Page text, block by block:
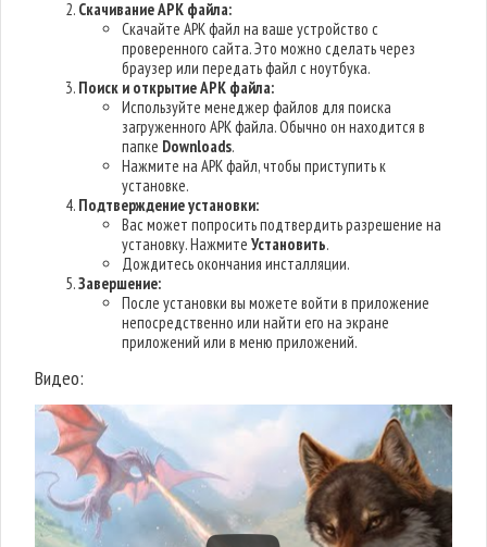
Скачивание APK файла:
Скачайте APK файл на ваше устройство с
проверенного сайта. Это можно сделать через
браузер или передать файл с ноутбука.
Поиск и открытие APK файла:
Используйте менеджер файлов для поиска
загруженного APK файла. Обычно он находится в
папке Downloads.
Нажмите на APK файл, чтобы приступить к
установке.
Подтверждение установки:
Вас может попросить подтвердить разрешение на
установку. НажмитеУстановить.
Дождитесь окончания инсталляции.
Завершение:
После установки вы можете войти в приложение
непосредственно или найти его на экране
приложений или в меню приложений.
Видео: